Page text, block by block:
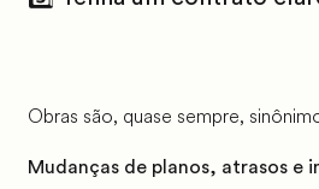
Obras são, quase sempre,
Mudanças de planos, atrasos e